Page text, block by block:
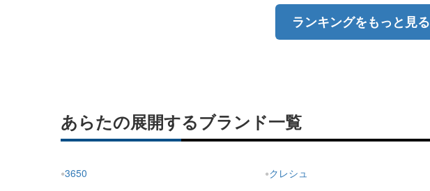
ランキングをもっと見る
あらたの展開するブランド一覧
3650 クレシュ